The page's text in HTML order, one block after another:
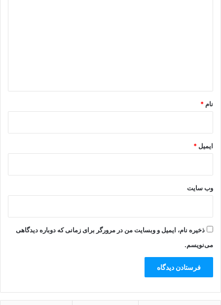
نام *
ایمیل *
وب‌ سایت
ذخیره نام، ایمیل و وبسایت من در مرورگر برای زمانی که دوباره دیدگاهی
می‌نویسم.